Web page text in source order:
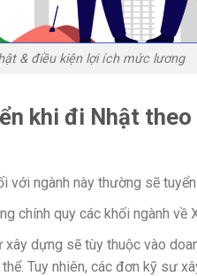
& điều kiện lợi ích mức lương
khi đi Nhật
ngành này thường sẽ
chính quy các khối ngành về
dựng sẽ tùy thuộc vào
Tuy nhiên, các đơn kỹ sư